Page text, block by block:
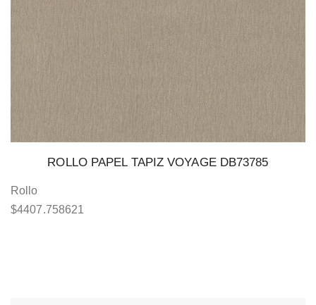
ROLLO PAPEL TAPIZ VOYAGE DB73785
Rollo
$4407.758621